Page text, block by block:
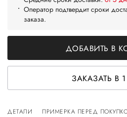
Оператор подтвердит сроки
заказа.
ДОБАВИТЬ В
ЗАКАЗАТЬ В
ДЕТАЛИ ПРИМЕРКА ПЕРЕД